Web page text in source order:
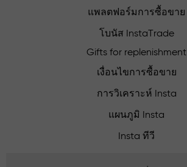
แพลตฟอร์มการซื้อขาย
โบนัส InstaTrade
Gifts for replenishment
เงื่อนไขการซื้อขาย
การวิเคราะห์ Insta
แผนภูมิ Insta
Insta ทีวี